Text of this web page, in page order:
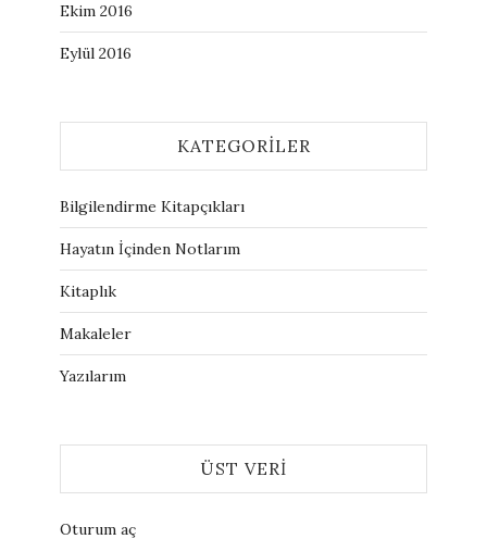
Ekim 2016
Eylül 2016
KATEGORILER
Bilgilendirme Kitapçıkları
Hayatın İçinden Notlarım
Kitaplık
Makaleler
Yazılarım
ÜST VERI
Oturum aç